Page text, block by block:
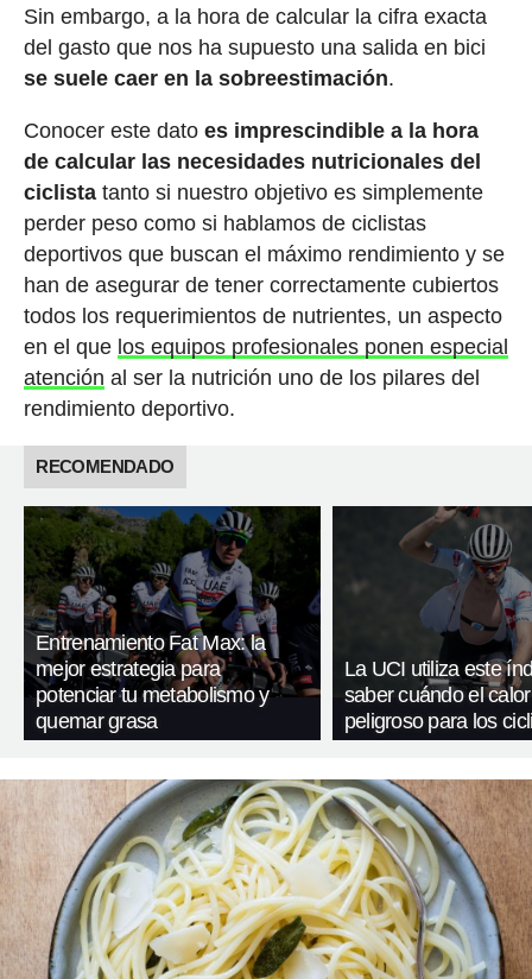
Sin embargo, a la hora de calcular la cifra exacta
del gasto que nos ha supuesto una salida en bici
se suele caer en la sobreestimación.
Conocer este dato es imprescindible a la hora
de calcular las necesidades nutricionales del
ciclistatanto si nuestro objetivo es simplemente
perder peso como si hablamos de ciclistas
deportivos que buscan el máximo rendimiento y se
han de asegurar de tener correctamente cubiertos
todos los requerimientos de nutrientes, un aspecto
en el que los equipos profesionales ponen especial
atención al ser la nutrición uno de los pilares del
rendimiento deportivo.
RECOMENDADO
Entrenamiento Fat Max: la
mejor estrategia para
potenciar tu metabolismo y
quemar grasa
La UCI utiliza este
saber cuándo el
peligroso para los